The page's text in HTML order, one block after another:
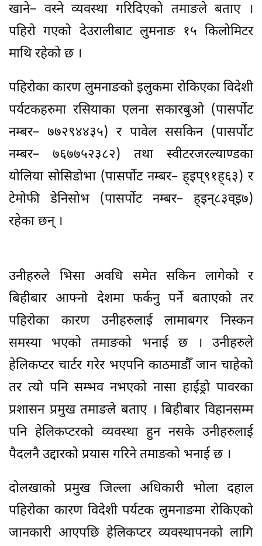
खाने– वस्ने व्यवस्था गरिदिएको तमाङले बताए ।
पहिरो गएको देउरालीबाट लुमनाङ १५ किलोमिटर
माथि रहेको छ ।
पहिरोका कारण लुमनाङको इलुकमा रोकिएका विदेशी
पर्यटकहरुमा रसियाका एलना सकारबुओ (पासर्पोट
नम्बर– ७७२९४४३५) र पावेल ससकिन (पासर्पोट
नम्बर– ७६७७५२३८२) तथा स्वीटरजरल्याण्डका
योलिया सोसिडोभा (पासर्पोट नम्बर– ह्इप्९१ह्६३) र
टेमोफी डेनिसोभ (पासर्पोट नम्बर– ह्इन्८३व्इ७)
रहेका छन् ।
उनीहरुले भिसा अवधि समेत सकिन लागेको र
बिहीबार आफ्नो देशमा फर्कनु पर्ने बताएको तर
पहिरोका कारण उनीहरुलाई लामाबगर निस्कन
समस्या भएको तमाङको भनाई छ । उनीहरुले
हेलिकप्टर चार्टर गरेर भएपनि काठमाडौँ जान चाहेको
तर त्यो पनि सम्भव नभएको नासा हाईड्रो पावरका
प्रशासन प्रमुख तमाङले बताए । बिहीबार विहानसम्म
पनि हेलिकप्टरको व्यवस्था हुन नसके उनीहरुलाई
पैदलनै उद्दारको प्रयास गरिने तमाङको भनाई छ ।
दोलखाको प्रमुख जिल्ला अधिकारी भोला दहाल
पहिरोका कारण विदेशी पर्यटक लुमनाङमा रोकिएको
जानकारी आएपछि हेलिकप्टर व्यवस्थापनको लागि